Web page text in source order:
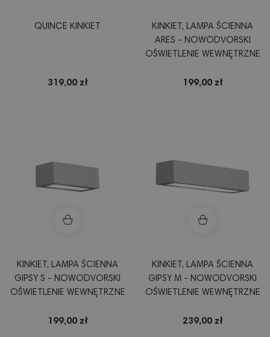
QUINCE KINKIET
319,00 zł
KINKIET, LAMPA ŚCIENNA
ARES - NOWODVORSKI
OŚWIETLENIE WEWNĘTRZNE
199,00 zł
KINKIET, LAMPA ŚCIENNA
GIPSY S - NOWODVORSKI
OŚWIETLENIE WEWNĘTRZNE
199,00 zł
KINKIET, LAMPA ŚCIENNA
GIPSY M - NOWODVORSKI
OŚWIETLENIE WEWNĘTRZNE
239,00 zł